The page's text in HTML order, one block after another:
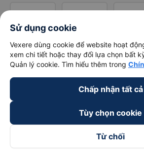
Sử dụng cookie
Vexere dùng cookie để website hoạt
xem chi tiết hoặc thay đổi lựa chọn bất
Quản lý cookie. Tìm hiểu thêm trong
Chấp nhận tất cả
Tùy chọn cookie
Từ chối